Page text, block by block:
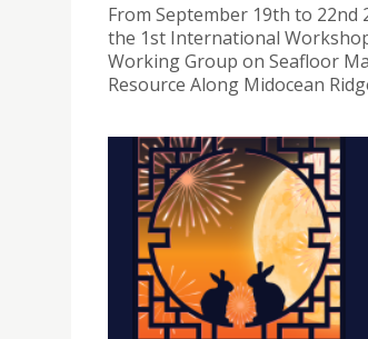
From September 19th to 22nd
the 1st International
Working Group on Seafloor
Resource Along Midocean